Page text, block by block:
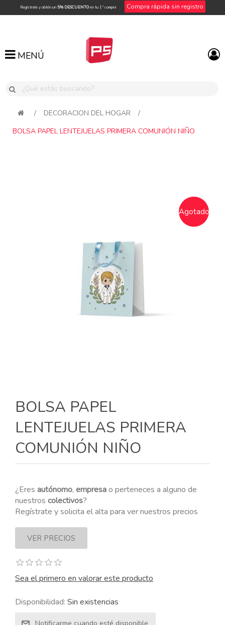
Regístrate y obtén un 5% DESCUENTOen tu 1ª compra Compra rápida sin registro
MENÚ
MENÚ
/ DECORACION DEL HOGAR
/
BOLSA PAPEL LENTEJUELAS PRIMERA COMUNIÓN NIÑO
Agotado
BOLSA PAPEL
LENTEJUELAS PRIMERA
COMUNIÓN NIÑO
¿Eres autónomo, empresao perteneces a alguno de
nuestros colectivos?
Regístrate y solicita el alta para ver nuestros precios
Sea el primero en valorar este producto
Disponibilidad: Sin existencias